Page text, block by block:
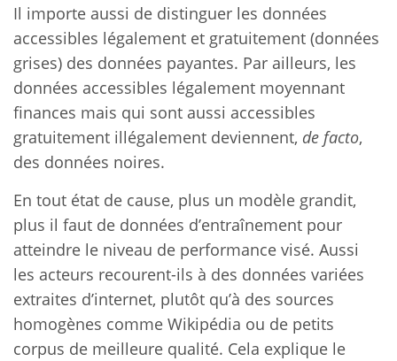
Il importe aussi de distinguer les données
accessibles légalement et gratuitement (données
grises) des données payantes. Par ailleurs, les
données accessibles légalement moyennant
finances mais qui sont aussi accessibles
gratuitement illégalement deviennent, de facto,
des données noires.
En tout état de cause, plus un modèle grandit,
plus il faut de données d’entraînement pour
atteindre le niveau de performance visé. Aussi
les acteurs recourent-ils à des données variées
extraites d’internet, plutôt qu’à des sources
homogènes comme Wikipédia ou de petits
corpus de meilleure qualité. Cela explique le